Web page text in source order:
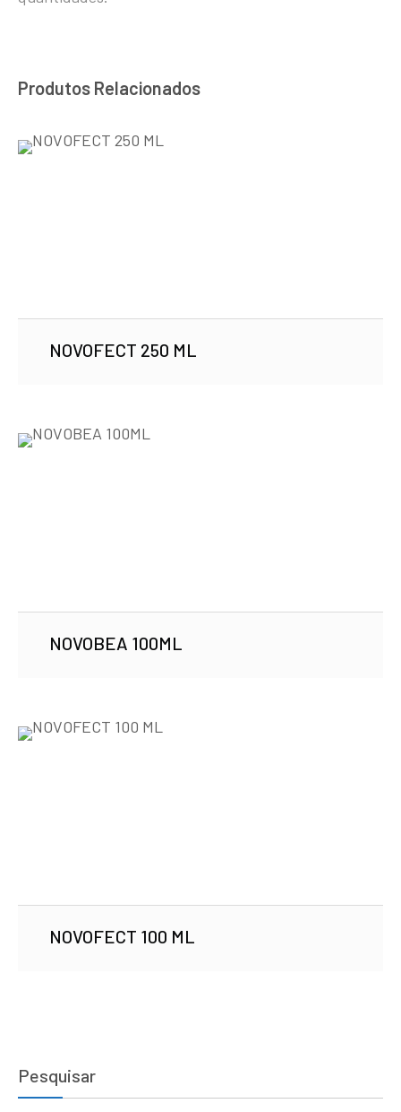
Produtos Relacionados
NOVOFECT 250 ML
NOVOBEA 100ML
NOVOFECT 100 ML
Pesquisar